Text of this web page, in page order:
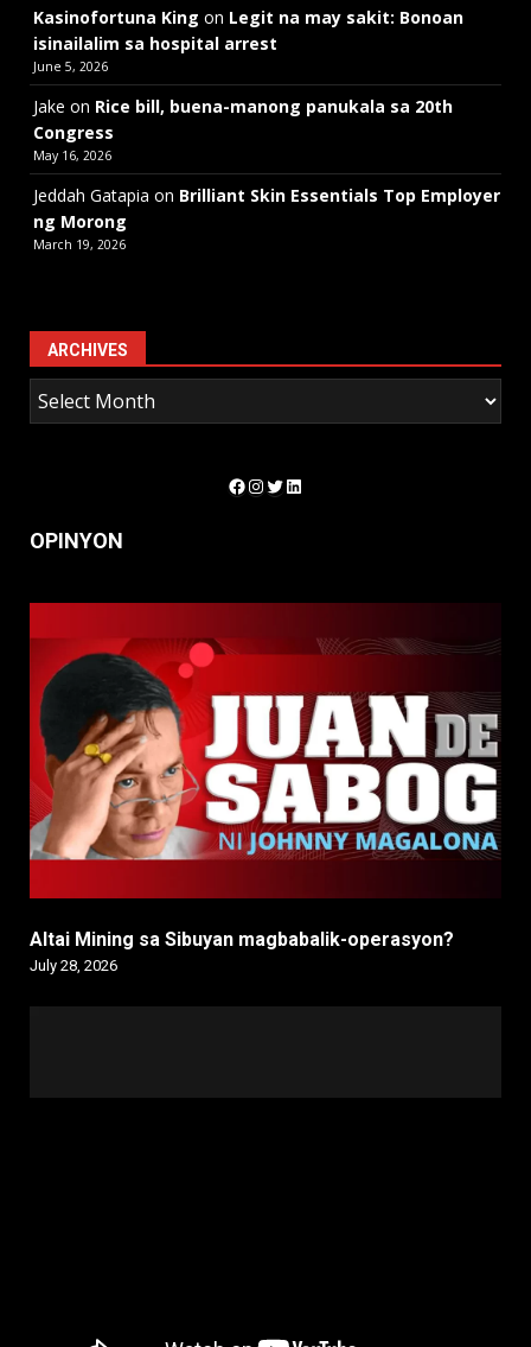
Kasinofortuna King on Legit na may sakit: Bonoan
isinailalim sa hospital arrest
June 5, 2026
Jake on Rice bill, buena-manong panukala sa 20th
Congress
May 16, 2026
Jeddah Gatapia on Brilliant Skin Essentials Top Employer
ng Morong
March 19, 2026
ARCHIVES
Facebook
Instagram
Twitter
LinkedIn
OPINYON
Altai Mining sa Sibuyan magbabalik-operasyon?
July 28, 2026